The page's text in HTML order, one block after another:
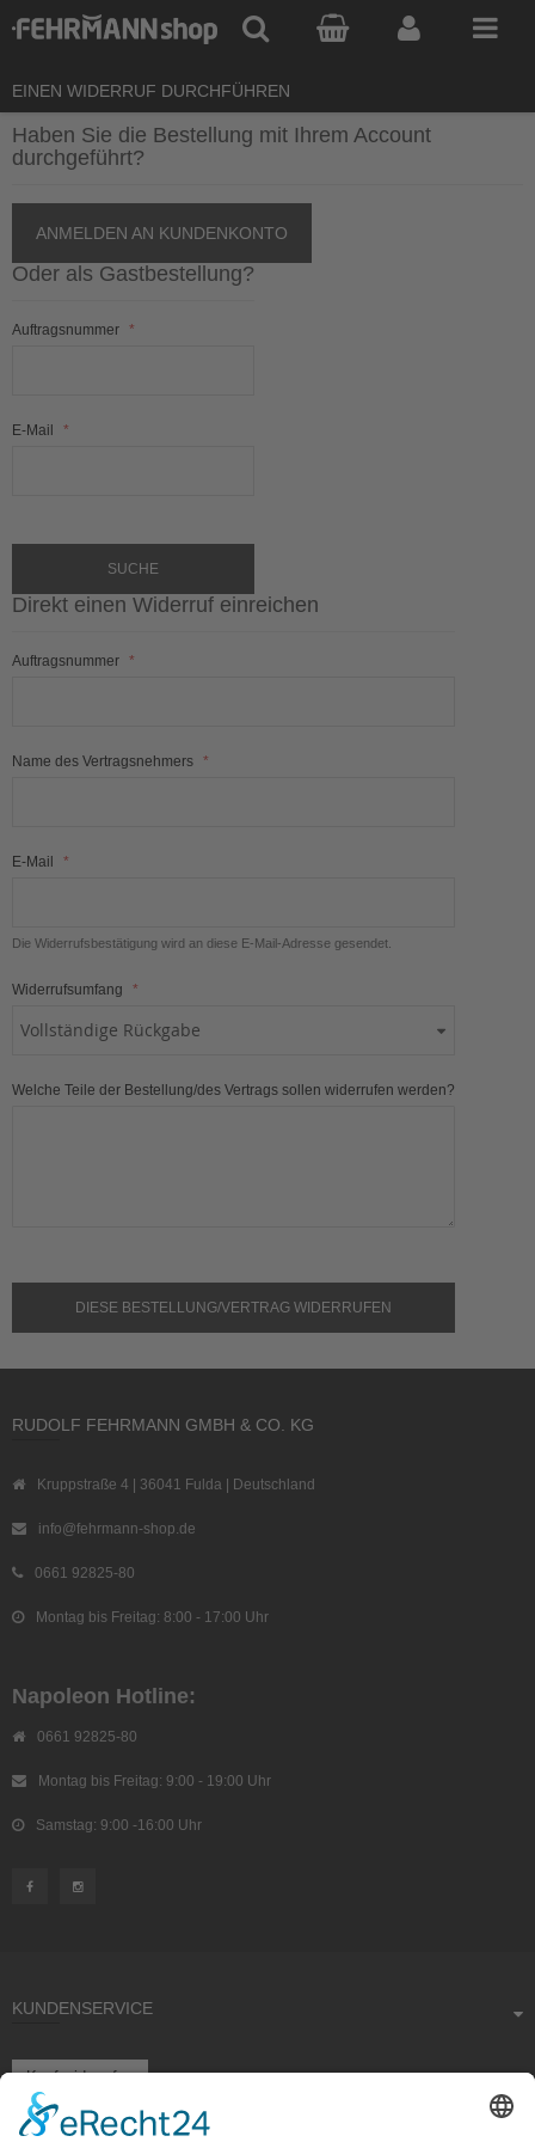
EINEN WIDERRUF DURCHFÜHREN
Haben Sie die Bestellung mit Ihrem Account
durchgeführt?
ANMELDEN AN KUNDENKONTO
Oder als Gastbestellung?
Auftragsnummer
E-Mail
SUCHE
Direkt einen Widerruf einreichen
Auftragsnummer
Name des Vertragsnehmers
E-Mail
Die Widerrufsbestätigung wird an diese E-Mail-Adresse gesendet.
Widerrufsumfang
Welche Teile der Bestellung/des Vertrags sollen widerrufen werden?
DIESE BESTELLUNG/VERTRAG WIDERRUFEN
RUDOLF FEHRMANN GMBH & CO. KG
Kruppstraße 4 | 36041 Fulda | Deutschland
info@fehrmann-shop.de
0661 92825-80
Montag bis Freitag: 8:00 - 17:00 Uhr
Napoleon Hotline:
0661 92825-80
Montag bis Freitag: 9:00 - 19:00 Uhr
Samstag: 9:00 -16:00 Uhr
KUNDENSERVICE
Kauf widerrufen
RECHTLICHES